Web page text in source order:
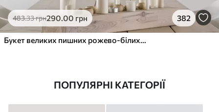
483.33грн290.00 грн 382
Букет великих пишних рожево-білих квітів півонії із зеленим листям на м’якому розмитому фоні
ПОПУЛЯРНІ КАТЕГОРІЇ